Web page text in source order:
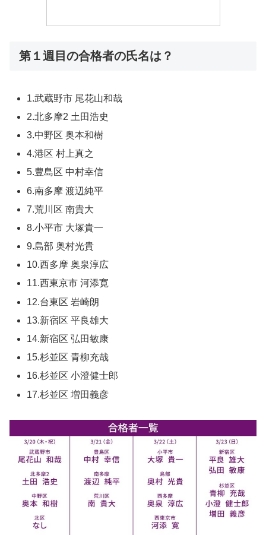
第１週目の合格者の氏名は？
1.武蔵野市 尾花山和哉
2.北多摩2 土田浩史
3.中野区 奥本和樹
4.港区 村上真之
5.豊島区 中村幸信
6.南多摩 渡辺純平
7.荒川区 南貴大
8.小平市 大塚貴一
9.島部 奥村光貴
10.西多摩 奥泉淳広
11.西東京市 河添寛
12.台東区 岩崎朗
13.新宿区 平良雄大
14.新宿区 弘田敏康
15.杉並区 青柳充哉
16.杉並区 小澄健士郎
17.杉並区 増田義彦